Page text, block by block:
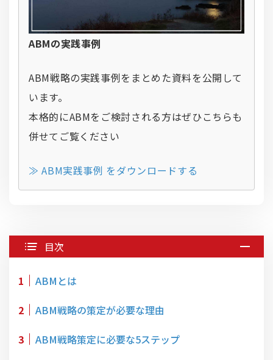
ABMの実践事例
ABM戦略の実践事例をまとめた資料を公開して
います。
本格的にABMをご検討される方はぜひこちらも
併せてご覧ください
≫ ABM実践事例 をダウンロードする
目次
1
ABMとは
2
ABM戦略の策定が必要な理由
3
ABM戦略策定に必要な5ステップ